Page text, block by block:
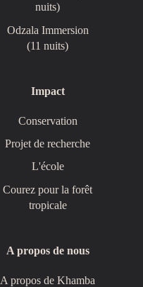
nuits)
Odzala Immersion
(11 nuits)
Impact
Conservation
Projet de recherche
L'école
Courez pour la forêt
tropicale
A propos de nous
A propos de Khamba